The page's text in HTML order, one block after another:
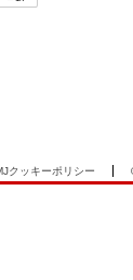
クッキーポリシー